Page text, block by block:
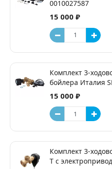
0010027587
15 000 ₽
Комплект 3-
бойлера Италия
15 000 ₽
Комплект 3-
T с